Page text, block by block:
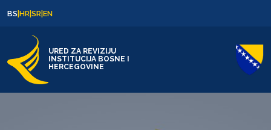
BS|HR|SR|EN
URED ZA REVIZIJU
INSTITUCIJA BOSNE I
HERCEGOVINE